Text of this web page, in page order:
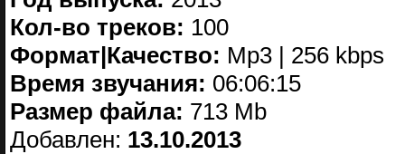
Кол-во треков: 100
Формат|Качество: Mp3 | 256 kbps
Время звучания: 06:06:15
Размер файла: 713 Mb
Добавлен: 13.10.2013